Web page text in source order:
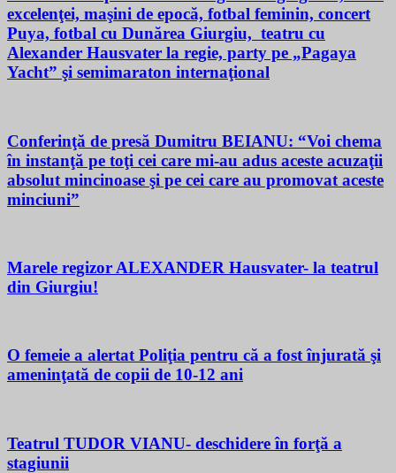
excelenţei, maşini de epocă, fotbal feminin, concert
Puya, fotbal cu Dunărea Giurgiu, teatru cu
Alexander Hausvater la regie, party pe „Pagaya
Yacht” şi semimaraton internaţional
Conferinţă de presă Dumitru BEIANU: “Voi chema
în instanţă pe toţi cei care mi-au adus aceste acuzaţii
absolut mincinoase şi pe cei care au promovat aceste
minciuni”
Marele regizor ALEXANDER Hausvater- la teatrul
din Giurgiu!
O femeie a alertat Poliţia pentru că a fost înjurată şi
ameninţată de copii de 10-12 ani
Teatrul TUDOR VIANU- deschidere în forţă a
stagiunii